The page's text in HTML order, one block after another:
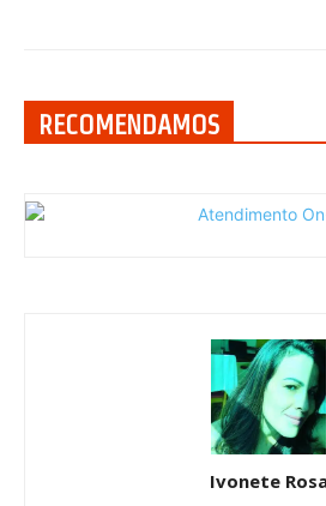
RECOMENDAMOS
Ivonete